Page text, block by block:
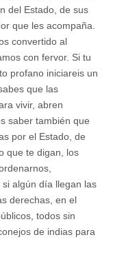
del Estado, de sus
que les acompaña.
convertido al
con fervor. Si tu
profano iniciareis un
que las
vivir, abren
saber también que
por el Estado, de
que te digan, los
algún día llegan las
derechas, en el
todos sin
de indias para